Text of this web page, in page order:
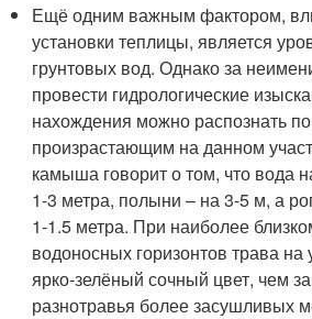
Ещё одним важным фактором,
установки теплицы, является
грунтовых вод. Однако за
провести гидрологические
нахождения можно распознать
произрастающим на данном
камыша говорит о том, что вода
1-3 метра, полыни – на 3-5 м, а
1-1.5 метра. При наиболее
водоносных горизонтов трава на
ярко-зелёный сочный цвет, чем
разнотравья более засушливых